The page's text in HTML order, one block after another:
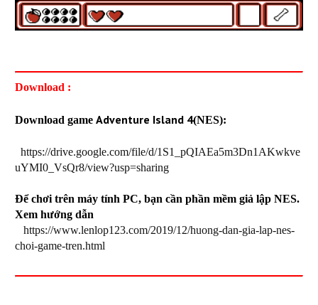
Download :
Download game Adventure Island 4(NES):
https://drive.google.com/file/d/1S1_pQIAEa5m3Dn1AKwkve
uYMI0_VsQr8/view?usp=sharing
Để chơi trên máy tính PC, bạn cần phần mềm giả lập NES.
Xem hướng dẫn
https://www.lenlop123.com/2019/12/huong-dan-gia-lap-nes-
choi-game-tren.html